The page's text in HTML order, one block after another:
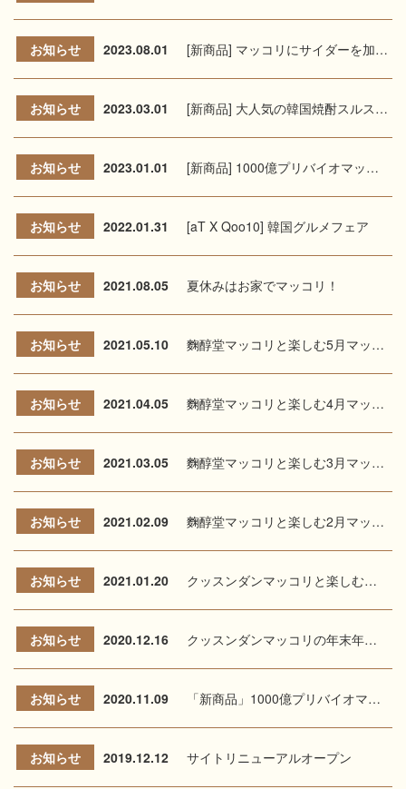
お知らせ 2023.08.01 [新商品] マッコリにサイダーを加えた麹醇堂マクサ誕生！
お知らせ 2023.03.01 [新商品] 大人気の韓国焼酎スルスル新登場!
お知らせ 2023.01.01 [新商品] 1000億プリバイオマッコリいちごCAN新登場！
お知らせ 2022.01.31 [aT X Qoo10] 韓国グルメフェア
お知らせ 2021.08.05 夏休みはお家でマッコリ！
お知らせ 2021.05.10 麴醇堂マッコリと楽しむ5月マッコリフェア
お知らせ 2021.04.05 麴醇堂マッコリと楽しむ4月マッコリフェア
お知らせ 2021.03.05 麴醇堂マッコリと楽しむ3月マッコリフェア
お知らせ 2021.02.09 麴醇堂マッコリと楽しむ2月マッコリフェア
お知らせ 2021.01.20 クッスンダンマッコリと楽しむマッコリフェア
お知らせ 2020.12.16 クッスンダンマッコリの年末年始イベント!
お知らせ 2020.11.09 「新商品」1000億プリバイオマッコリ日本初登場
お知らせ 2019.12.12 サイトリニューアルオープン